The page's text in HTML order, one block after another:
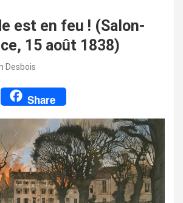
est en feu ! (Salon-
15 août 1838)
Desbois
E
Share